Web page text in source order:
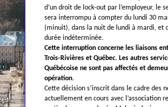
d’un droit de lock-out par l’employeur, le
sera interrompu à compter du lundi 30
(minuit), dans la nuit de lundi à mardi, et
durée indéterminée.
Cette interruption concerne les liaisons
Trois-Rivières et Québec. Les autres
Québécoise ne sont pas affectés et
opération.
Cette décision s’inscrit dans le cadre des
actuellement en cours avec l’association